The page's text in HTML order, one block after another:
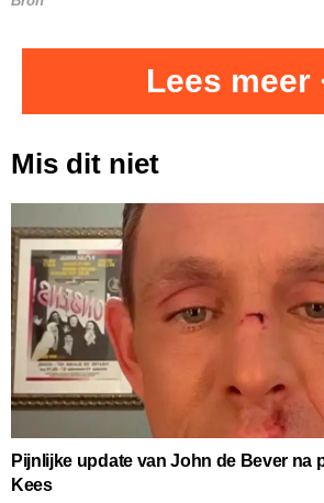
Lees meer
Mis dit niet
Pijnlijke update van John de Bever na
Kees